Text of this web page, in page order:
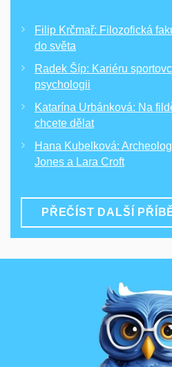
Filip Krčmař: Filozofická
do světa
Radek Šíp: Kariéru
psychologii
Katarína Urbánková: Na
chcete dělat
Hana Kubelková:
Jones a Lara Croft
PŘEČÍST DALŠÍ